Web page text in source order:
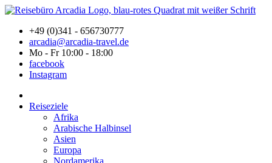
+49 (0)341 - 656730777
arcadia@arcadia-travel.de
Mo - Fr 10:00 - 18:00
facebook
Instagram
Reiseziele
Afrika
Arabische Halbinsel
Asien
Europa
Nordamerika